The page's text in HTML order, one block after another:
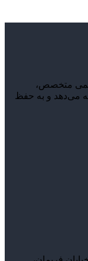
متخصص،
می‌دهد و به حفظ